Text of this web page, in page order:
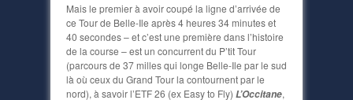
Mais le premier à avoir coupé la ligne d’arrivée de
ce Tour de Belle-Ile après 4 heures 34 minutes et
40 secondes – et c’est une première dans l’histoire
de la course – est un concurrent du P’tit Tour
(parcours de 37 milles qui longe Belle-Ile par le sud
là où ceux du Grand Tour la contournent par le
nord), à savoir l’ETF 26 (ex Easy to Fly) L’Occitane,